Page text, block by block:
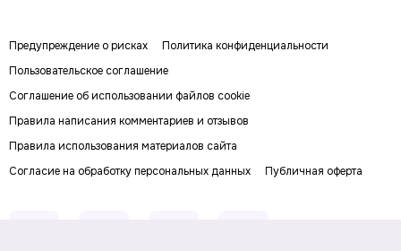
Предупреждение о рисках
Политика конфиденциальности
Пользовательское соглашение
Соглашение об использовании файлов cookie
Правила написания комментариев и отзывов
Правила использования материалов сайта
Согласие на обработку персональных данных
Публичная оферта